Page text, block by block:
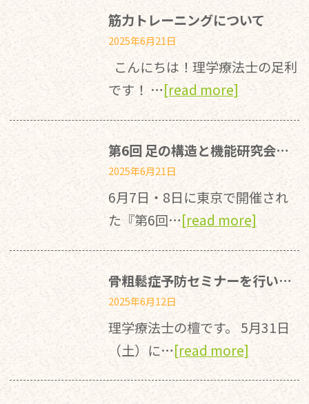
筋力トレーニングについて
2025年6月21日
こんにちは！理学療法士の足利
です！ …[read more]
第6回 足の構造と機能研究会に参加しました！
2025年6月21日
6月7日・8日に東京で開催され
た『第6回…[read more]
骨粗鬆症予防セミナーを行いました！
2025年6月12日
理学療法士の檀です。 5月31日
（土）に…[read more]